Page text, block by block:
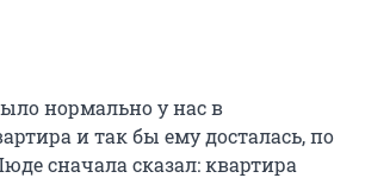
нормально у нас в
и так бы ему досталась, по
сначала сказал: квартира